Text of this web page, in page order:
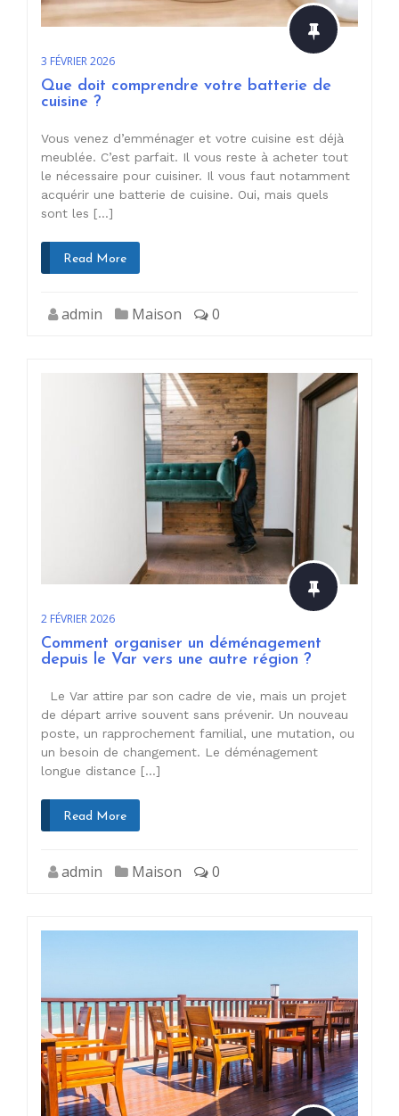
3 FÉVRIER 2026
Que doit comprendre votre batterie de
cuisine ?
Vous venez d’emménager et votre cuisine est déjà
meublée. C’est parfait. Il vous reste à acheter tout
le nécessaire pour cuisiner. Il vous faut notamment
acquérir une batterie de cuisine. Oui, mais quels
sont les […]
Read More
admin Maison 0
2 FÉVRIER 2026
Comment organiser un déménagement
depuis le Var vers une autre région ?
Le Var attire par son cadre de vie, mais un projet
de départ arrive souvent sans prévenir. Un nouveau
poste, un rapprochement familial, une mutation, ou
un besoin de changement. Le déménagement
longue distance […]
Read More
admin Maison 0